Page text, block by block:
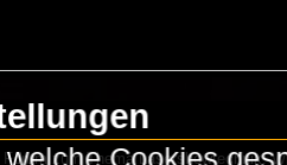
zum Thema Lasershowtechnik.
Cookies